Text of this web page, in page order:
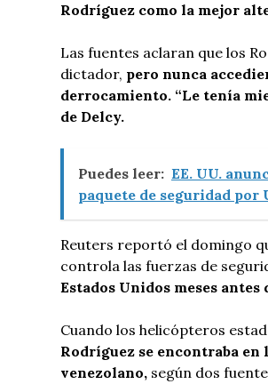
Rodríguez como la mejor
Las fuentes aclaran que los
dictador, pero nunca
derrocamiento. “Le tenía
de Delcy.
Puedes leer: EE. UU.
paquete de seguridad por
Reuters reportó el domingo
controla las fuerzas de
Estados Unidos meses
Cuando los helicópteros
Rodríguez se encontraba
venezolano, según dos